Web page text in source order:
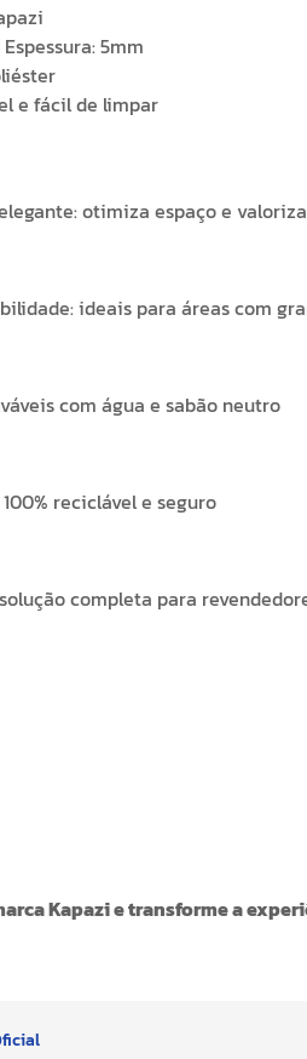
5mm
e fácil de limpar
otimiza espaço e
ideais para áreas com
com água e sabão neutro
reciclável e seguro
completa para
Kapazi e transforme a